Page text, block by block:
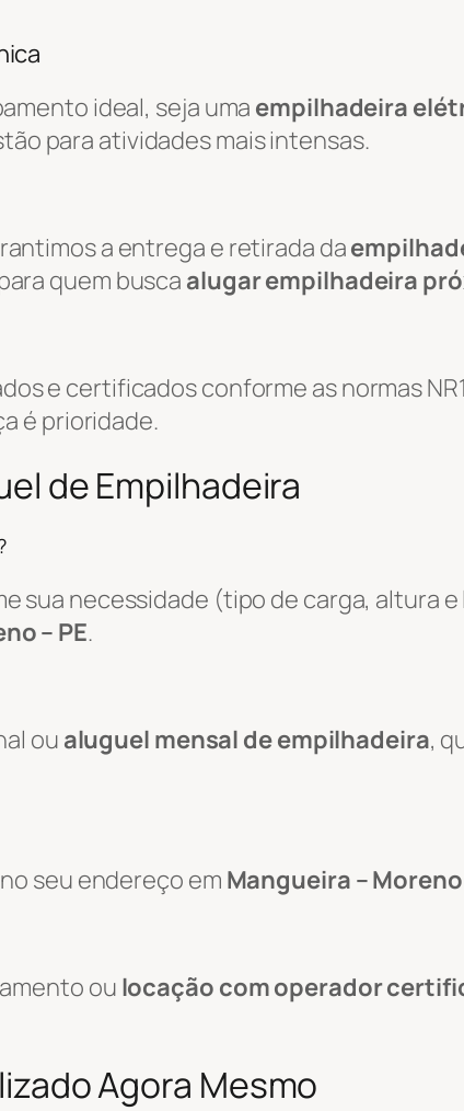
ideal, seja uma empilhadeira
para atividades mais intensas.
a entrega e retirada da
quem busca alugar empilhadeira
e certificados conforme as normas
é prioridade.
de Empilhadeira
sua necessidade (tipo de carga, altura
– PE.
oualuguel mensal de empilhadeira,
seu endereço em Mangueira – Moreno
ou locação com operador
Agora Mesmo